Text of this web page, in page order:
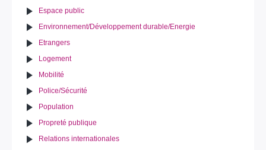
Espace public
Environnement/Développement durable/Energie
Etrangers
Logement
Mobilité
Police/Sécurité
Population
Propreté publique
Relations internationales